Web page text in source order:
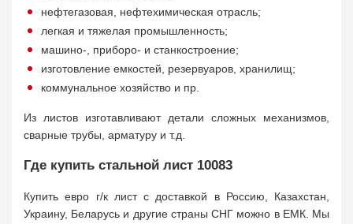
нефтегазовая, нефтехимическая отрасль;
легкая и тяжелая промышленность;
машино-, приборо- и станкостроение;
изготовление емкостей, резервуаров, хранилищ;
коммунальное хозяйство и пр.
Из листов изготавливают детали сложных механизмов,
сварные трубы, арматуру и т.д.
Где купить стальной лист 10083
Купить евро г/к лист с доставкой в Россию, Казахстан,
Украину, Беларусь и другие страны СНГ можно в ЕМК. Мы